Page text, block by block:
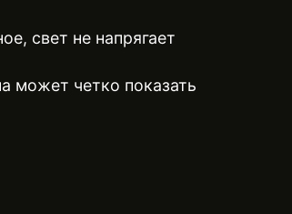
свет не напрягает
может четко показать